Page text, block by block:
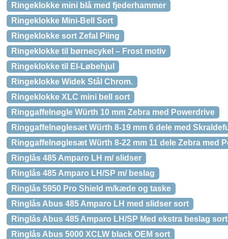
Ringeklokke mini blå med fjederhammer
Ringeklokke Mini-Bell Sort
Ringeklokke sort Zefal Piing
Ringeklokke til børnecykel – Frost motiv
Ringeklokke til El-Løbehjul
Ringeklokke Widek Stål Chrom.
Ringeklokke XLC mini bell sort
Ringgaffelnøgle Würth 10 mm Zebra med Powerdrive
Ringgaffelnøglesæt Würth 8-19 mm 6 dele med
Ringgaffelnøglesæt Würth 8-22 mm 11 dele Zebra med
Ringlås 485 Amparo LH m/ slidser
Ringlås 485 Amparo LH/SP m/ beslag
Ringlås 5950 Pro Shield m/kæde og taske
Ringlås Abus 485 Amparo LH med slidser sort
Ringlås Abus 485 Amparo LH/SP Med ekstra beslag sort
Ringlås Abus 5000 XCLW black OEM sort